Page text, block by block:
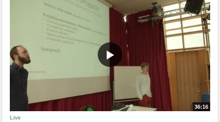
36:16
Live